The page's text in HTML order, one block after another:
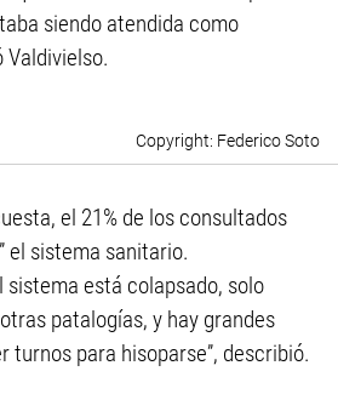
siendo atendida como
Valdivielso.
Federico Soto
el 21% de los consultados
el sistema sanitario.
sistema está colapsado, solo
patalogías, y hay grandes
turnos para hisoparse”, describió.